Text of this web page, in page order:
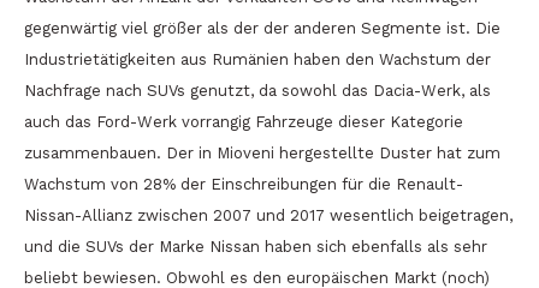
gegenwärtig viel größer als der der anderen Segmente ist. Die
Industrietätigkeiten aus Rumänien haben den Wachstum der
Nachfrage nach SUVs genutzt, da sowohl das Dacia-Werk, als
auch das Ford-Werk vorrangig Fahrzeuge dieser Kategorie
zusammenbauen. Der in Mioveni hergestellte Duster hat zum
Wachstum von 28% der Einschreibungen für die Renault-
Nissan-Allianz zwischen 2007 und 2017 wesentlich beigetragen,
und die SUVs der Marke Nissan haben sich ebenfalls als sehr
beliebt bewiesen. Obwohl es den europäischen Markt (noch)